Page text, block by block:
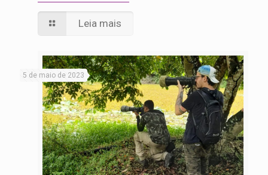
Leia mais
5 de maio de 2023